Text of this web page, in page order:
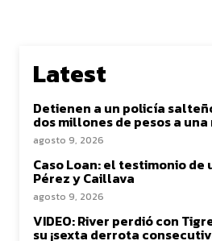
Latest
Detienen a un policía
dos millones de pesos a
agosto 9, 2026
Caso Loan: el testimonio
Pérez y Caillava
agosto 9, 2026
VIDEO: River perdió con
su ¡sexta derrota